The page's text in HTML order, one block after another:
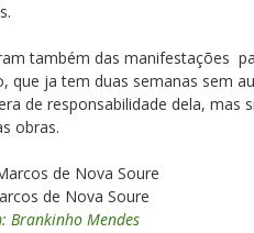
também das manifestações
que ja tem duas semanas sem
de responsabilidade dela, mas
obras.
de Nova Soure
de Nova Soure
Brankinho Mendes